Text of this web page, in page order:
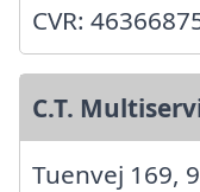
CVR:
C.T.
Tuenvej 169,